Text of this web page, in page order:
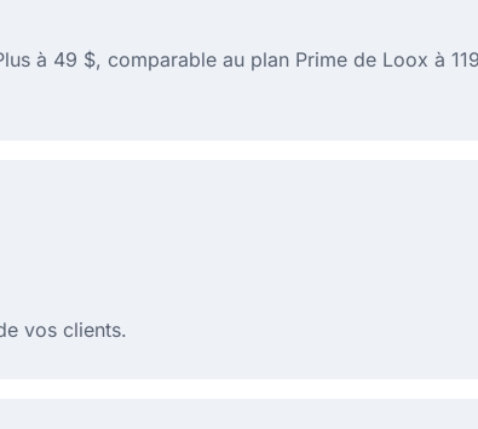
à 49 $, comparable au plan Prime de Loox à
vos clients.